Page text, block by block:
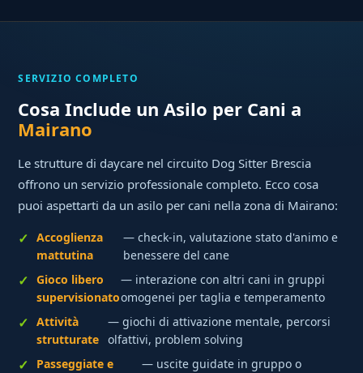
SERVIZIO COMPLETO
Cosa Include un Asilo per Cani a
Mairano
Le strutture di daycare nel circuito Dog Sitter Brescia
offrono un servizio professionale completo. Ecco cosa
puoi aspettarti da un asilo per cani nella zona di Mairano:
Accoglienza
mattutina
— check-in, valutazione stato d'animo e
benessere del cane
Gioco libero
supervisionato
— interazione con altri cani in gruppi
omogenei per taglia e temperamento
Attività
strutturate
— giochi di attivazione mentale, percorsi
olfattivi, problem solving
Passeggiate e
— uscite guidate in gruppo o